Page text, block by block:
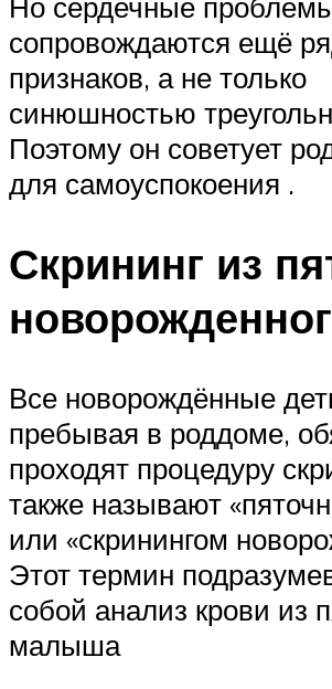
сопровождаются ещё
признаков, а не только
синюшностью
Поэтому он советует
для самоуспокоения .
Скрининг из
Все новорождённые
пребывая в роддоме,
проходят процедуру
также называют
или «скринингом
Этот термин
собой анализ крови из
малыша